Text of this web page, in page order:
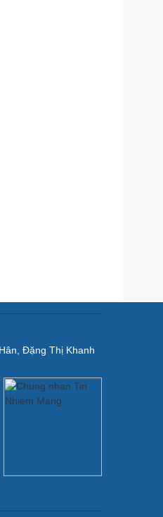
Đặng Thị Khanh